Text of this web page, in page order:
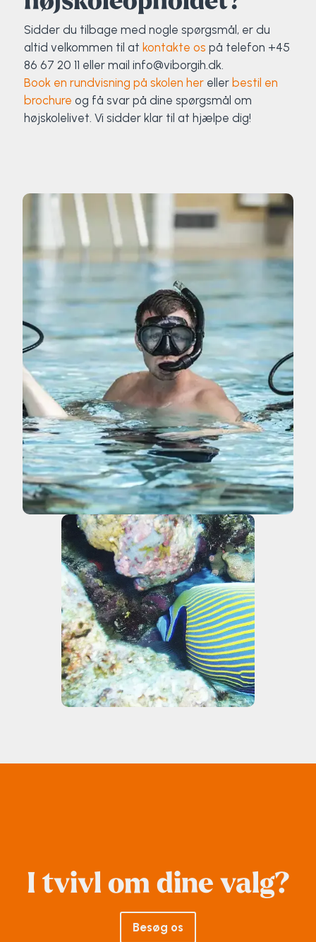
Sidder du tilbage med nogle spørgsmål, er du
altid velkommen til at kontakte os på telefon +45
86 67 20 11 eller mail info@viborgih.dk.
Book en rundvisning på skolen herellerbestil en
brochure og få svar på dine spørgsmål om
højskolelivet. Vi sidder klar til at hjælpe dig!
I tvivl om dine valg?
Besøg os